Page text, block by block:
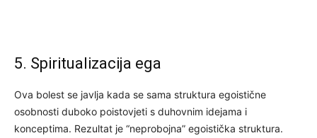
5. Spiritualizacija ega
Ova bolest se javlja kada se sama struktura egoistične
osobnosti duboko poistovjeti s duhovnim idejama i
konceptima. Rezultat je “neprobojna” egoistička struktura.